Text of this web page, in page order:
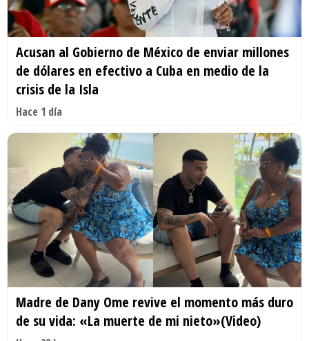
Acusan al Gobierno de México de enviar millones
de dólares en efectivo a Cuba en medio de la
crisis de la Isla
Hace 1 día
Madre de Dany Ome revive el momento más duro
de su vida: «La muerte de mi nieto»(Video)